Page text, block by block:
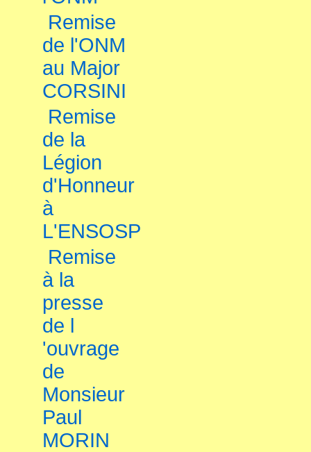
Remise
de l'ONM
au Major
CORSINI
Remise
de la
Légion
d'Honneur
à
L'ENSOSP
Remise
à la
presse
de l
'ouvrage
de
Monsieur
Paul
MORIN